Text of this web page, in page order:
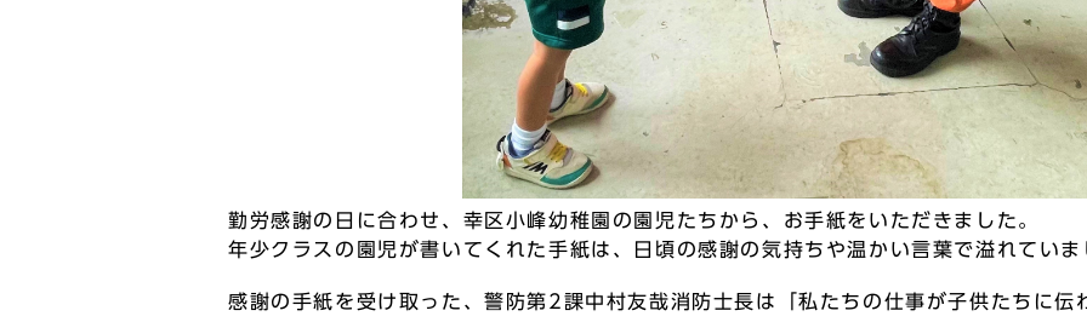
勤労感謝の日に合わせ、幸区小峰幼稚園の園児たちから、お手紙をいただきました。
年少クラスの園児が書いてくれた手紙は、日頃の感謝の気持ちや温かい言葉で溢れていま
感謝の手紙を受け取った、警防第2課中村友哉消防士長は「私たちの仕事が子供たちに伝